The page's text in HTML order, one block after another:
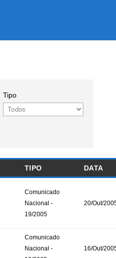
Tipo
TIPO DATA
Comunicado
Nacional -
19/2005
20/Out/
Comunicado
Nacional -
16/Out/